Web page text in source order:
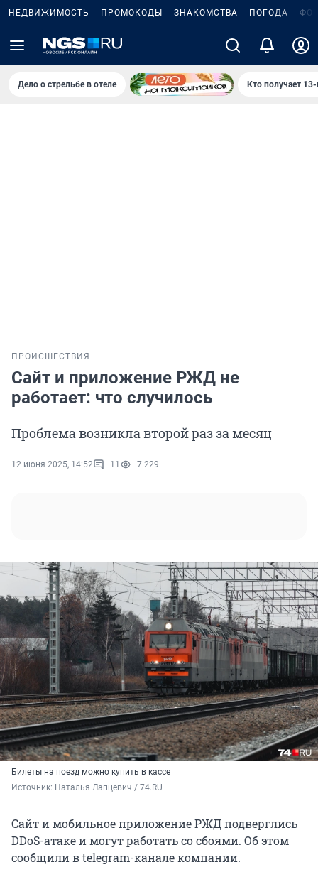
НЕДВИЖИМОСТЬ ПРОМОКОДЫ ЗНАКОМСТВА ПОГОДА
Дело о стрельбе в отеле Кто получает
ПРОИСШЕСТВИЯ
Сайт и приложение РЖД не
работает: что случилось
Проблема возникла второй раз за месяц
12 июня 2025, 14:52 11 7 229
Билеты на поезд можно купить в кассе
Источник: Наталья Лапцевич / 74.RU
Сайт и мобильное приложение РЖД подверглись
DDoS-атаке и могут работать со сбоями. Об этом
сообщили в telegram-канале компании.